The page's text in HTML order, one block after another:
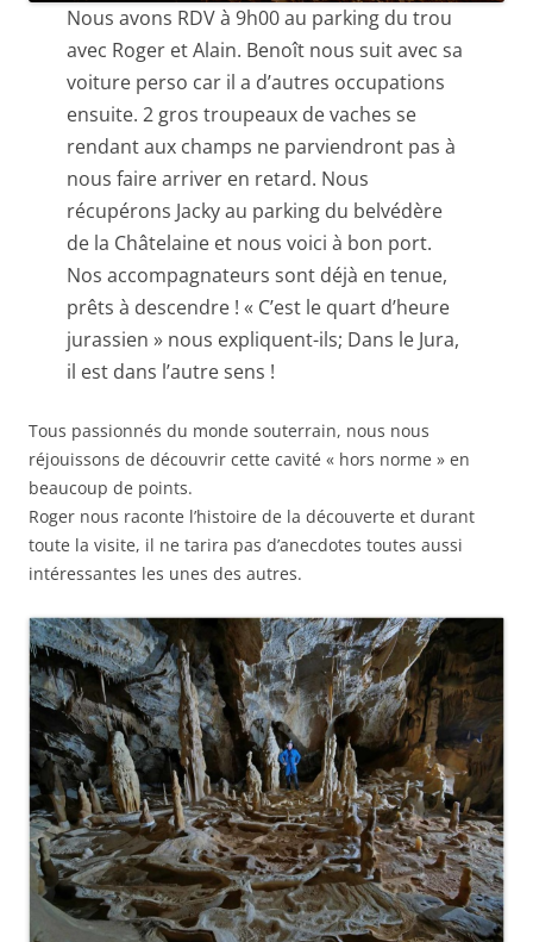
Nous avons RDV à 9h00 au parking du trou
avec Roger et Alain. Benoît nous suit avec sa
voiture perso car il a d’autres occupations
ensuite. 2 gros troupeaux de vaches se
rendant aux champs ne parviendront pas à
nous faire arriver en retard. Nous
récupérons Jacky au parking du belvédère
de la Châtelaine et nous voici à bon port.
Nos accompagnateurs sont déjà en tenue,
prêts à descendre ! « C’est le quart d’heure
jurassien » nous expliquent-ils; Dans le Jura,
il est dans l’autre sens !
Tous passionnés du monde souterrain, nous nous
réjouissons de découvrir cette cavité « hors norme » en
beaucoup de points.
Roger nous raconte l’histoire de la découverte et durant
toute la visite, il ne tarira pas d’anecdotes toutes aussi
intéressantes les unes des autres.